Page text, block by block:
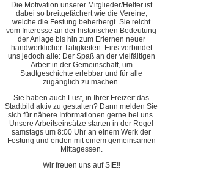
Die Motivation unserer Mitglieder/Helfer ist
dabei so breitgefächert wie die Vereine,
welche die Festung beherbergt. Sie reicht
vom Interesse an der historischen Bedeutung
der Anlage bis hin zum Erlernen neuer
handwerklicher Tätigkeiten. Eins verbindet
uns jedoch alle: Der Spaß an der vielfältigen
Arbeit in der Gemeinschaft, um
Stadtgeschichte erlebbar und für alle
zugänglich zu machen.
Sie haben auch Lust, in Ihrer Freizeit das
Stadtbild aktiv zu gestalten? Dann melden Sie
sich für nähere Informationen gerne bei uns.
Unsere Arbeitseinsätze starten in der Regel
samstags um 8:00 Uhr an einem Werk der
Festung und enden mit einem gemeinsamen
Mittagessen.
Wir freuen uns auf SIE!!